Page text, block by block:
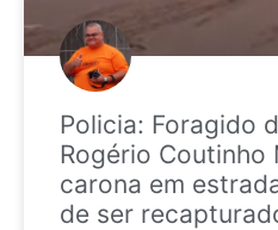
Policia: Foragido
Rogério Coutinho
carona em
de ser